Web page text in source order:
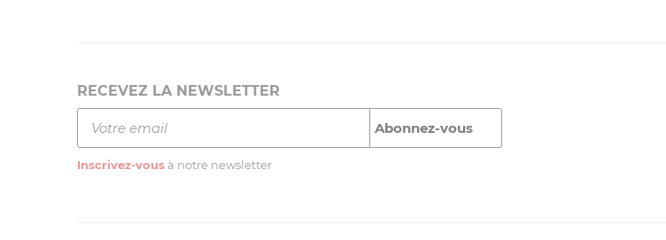
RECEVEZ LA NEWSLETTER
Inscrivez-vous à notre newsletter